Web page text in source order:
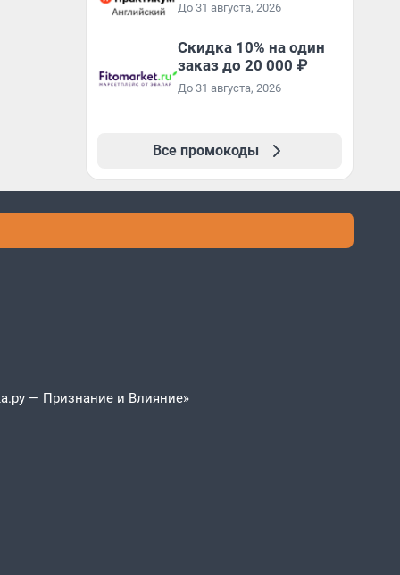
До 31 августа, 2026
Скидка 10% на один
заказ до 20 000 ₽
До 31 августа, 2026
Все промокоды
— Признание и Влияние»